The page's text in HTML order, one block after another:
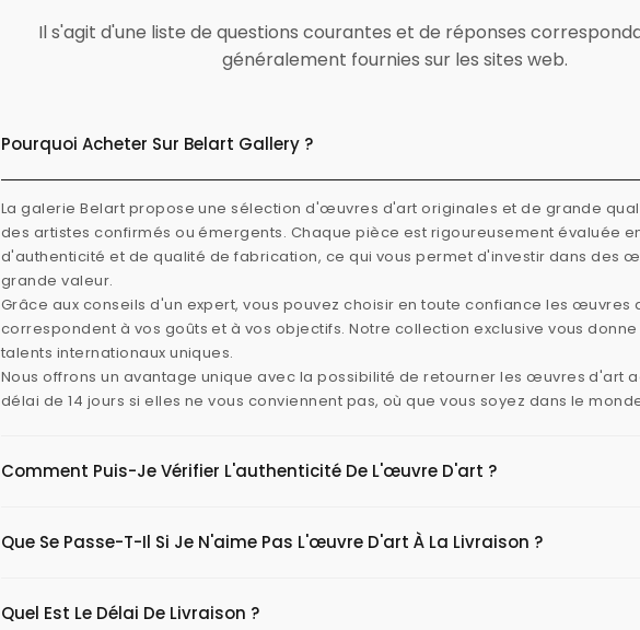
Il s'agit d'une liste de questions courantes et de réponses
généralement fournies sur les sites web.
Pourquoi Acheter Sur Belart Gallery ?
La galerie Belart propose une sélection d'œuvres d'art originales et de grande
des artistes confirmés ou émergents. Chaque pièce est rigoureusement évaluée
d'authenticité et de qualité de fabrication, ce qui vous permet d'investir dans des
grande valeur.
Grâce aux conseils d'un expert, vous pouvez choisir en toute confiance les œuvres
correspondent à vos goûts et à vos objectifs. Notre collection exclusive vous
talents internationaux uniques.
Nous offrons un avantage unique avec la possibilité de retourner les œuvres d'art
délai de 14 jours si elles ne vous conviennent pas, où que vous soyez dans le
Comment Puis-Je Vérifier L'authenticité De L'œuvre D'art ?
Que Se Passe-T-Il Si Je N'aime Pas L'œuvre D'art À La Livraison ?
Quel Est Le Délai De Livraison ?